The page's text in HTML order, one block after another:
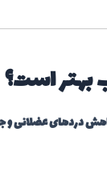
بهتر است؟
دردهای عضلانی و